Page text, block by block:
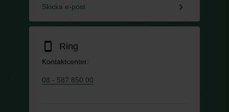
Skicka e-post keyboard_arrow_right
smartphone Ring
Kontaktcenter:
08 - 587 850 00